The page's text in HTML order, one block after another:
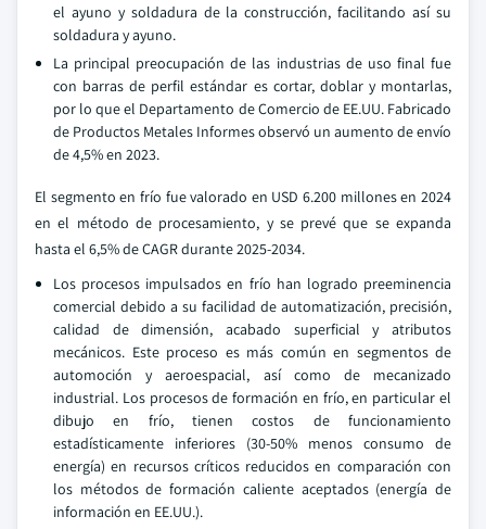
el ayuno y soldadura de la construcción, facilitando así su
soldadura y ayuno.
La principal preocupación de las industrias de uso final fue
con barras de perfil estándar es cortar, doblar y montarlas,
por lo que el Departamento de Comercio de EE.UU. Fabricado
de Productos Metales Informes observó un aumento de envío
de 4,5% en 2023.
El segmento en frío fue valorado en USD 6.200 millones en 2024
en el método de procesamiento, y se prevé que se expanda
hasta el 6,5% de CAGR durante 2025-2034.
Los procesos impulsados en frío han logrado preeminencia
comercial debido a su facilidad de automatización, precisión,
calidad de dimensión, acabado superficial y atributos
mecánicos. Este proceso es más común en segmentos de
automoción y aeroespacial, así como de mecanizado
industrial. Los procesos de formación en frío, en particular el
dibujo en frío, tienen costos de funcionamiento
estadísticamente inferiores (30-50% menos consumo de
energía) en recursos críticos reducidos en comparación con
los métodos de formación caliente aceptados (energía de
información en EE.UU.).